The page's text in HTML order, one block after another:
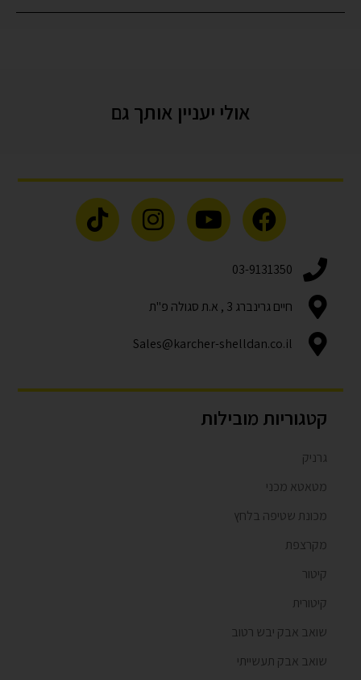
אולי יעניין אותך גם
03-9131350
חיים גרינברג 3 , א.ת סגולה פ"ת
Sales@karcher-shelldan.co.il
קטגוריות מובילות
גרניק
מטאטא מכני
מכונת שטיפה בלחץ
מקרצפת
קיטור
קיטורית
שואב אבק יבש רטוב
שואב אבק תעשייתי